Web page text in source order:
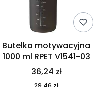
Butelka motywacyjna
1000 ml RPET V1541-03
36,24 zł